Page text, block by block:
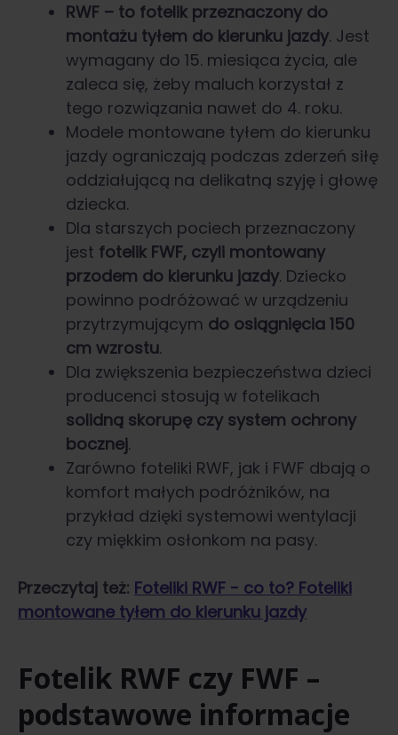
RWF – to fotelik przeznaczony do
montażu tyłem do kierunku jazdy. Jest
wymagany do 15. miesiąca życia, ale
zaleca się, żeby maluch korzystał z
tego rozwiązania nawet do 4. roku.
Modele montowane tyłem do kierunku
jazdy ograniczają podczas zderzeń siłę
oddziałującą na delikatną szyję i głowę
dziecka.
Dla starszych pociech przeznaczony
jest fotelik FWF, czyli montowany
przodem do kierunku jazdy. Dziecko
powinno podróżować w urządzeniu
przytrzymującym do osiągnięcia 150
cm wzrostu.
Dla zwiększenia bezpieczeństwa dzieci
producenci stosują w fotelikach
solidną skorupę czy system ochrony
bocznej.
Zarówno foteliki RWF, jak i FWF dbają o
komfort małych podróżników, na
przykład dzięki systemowi wentylacji
czy miękkim osłonkom na pasy.
Przeczytaj też: Foteliki RWF − co to? Foteliki
montowane tyłem do kierunku jazdy
Fotelik RWF czy FWF –
podstawowe informacje